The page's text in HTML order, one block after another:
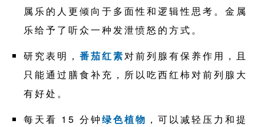
属乐的人更倾向于多面性和逻辑性思考。金属
乐给予了听众一种发泄愤怒的方式。
研究表明， 番茄红素对前列腺有保养作用，且
只能通过膳食补充，所以吃西红柿对前列腺大
有好处。
每天看 15 分钟绿色植物 ，可以减轻压力和提